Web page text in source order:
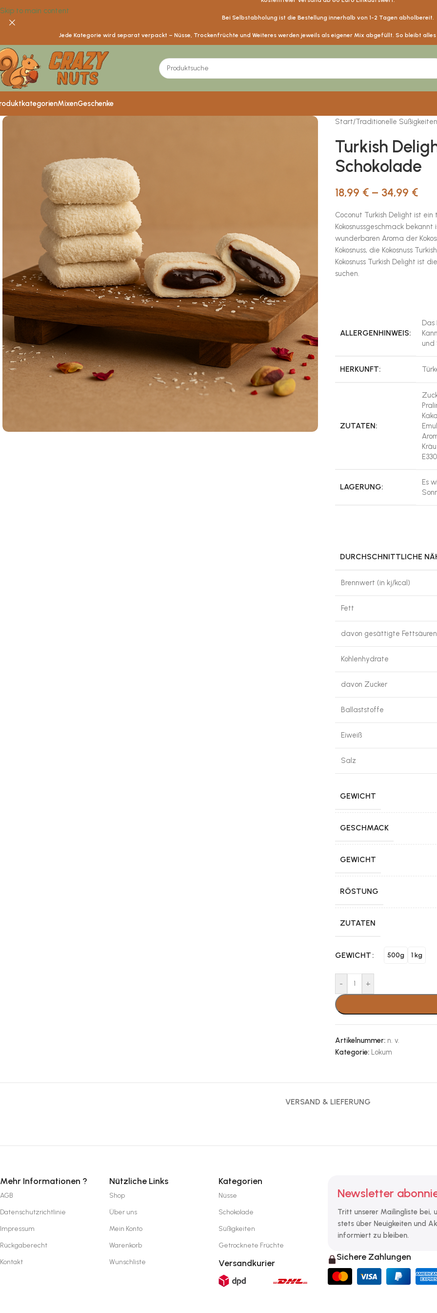
Skip to main content
Bei Selbstabholung ist die Bestellung innerhalb von 1-2 Tagen abholbereit.
Jede Kategorie wird separat verpackt – Nüsse, Trockenfrüchte und Weiteres werden jeweils als eigener Mix abgefüllt. So bleibt
MixenGeschenke
Start/Traditionelle Süßigkeiten
Turkish
Schokolade
18,99 € – 34,99 €
Coconut Turkish Delight ist
Kokosnussgeschmack
wunderbaren Aroma der
Kokosnuss, die Kokosnuss
Kokosnuss Turkish Delight ist
suchen.
ALLERGENHINWEIS:
und
HERKUNFT:
ZUTATEN:
LAGERUNG:
Es
DURCHSCHNITTLICHE
Brennwert (in kj/kcal)
Fett
davon gesättigte Fettsäuren
Kohlenhydrate
davon Zucker
Ballaststoffe
Eiweiß
Salz
GEWICHT
GESCHMACK
GEWICHT
RÖSTUNG
ZUTATEN
GEWICHT 500g 1 kg
- +
Artikelnummer: n. v.
Kategorie: Lokum
VERSAND & LIEFERUNG
Mehr Informationen ?
AGB
Datenschutzrichtlinie
Impressum
Rückgaberecht
Kontakt
Nützliche Links
Shop
Über uns
Mein Konto
Warenkorb
Wunschliste
Kategorien
Nüsse
Schokolade
Süßigkeiten
Getrocknete Früchte
Versandkurier
Newsletter
Tritt unserer Mailingliste bei,
stets über Neuigkeiten und
informiert zu bleiben.
Sichere Zahlungen